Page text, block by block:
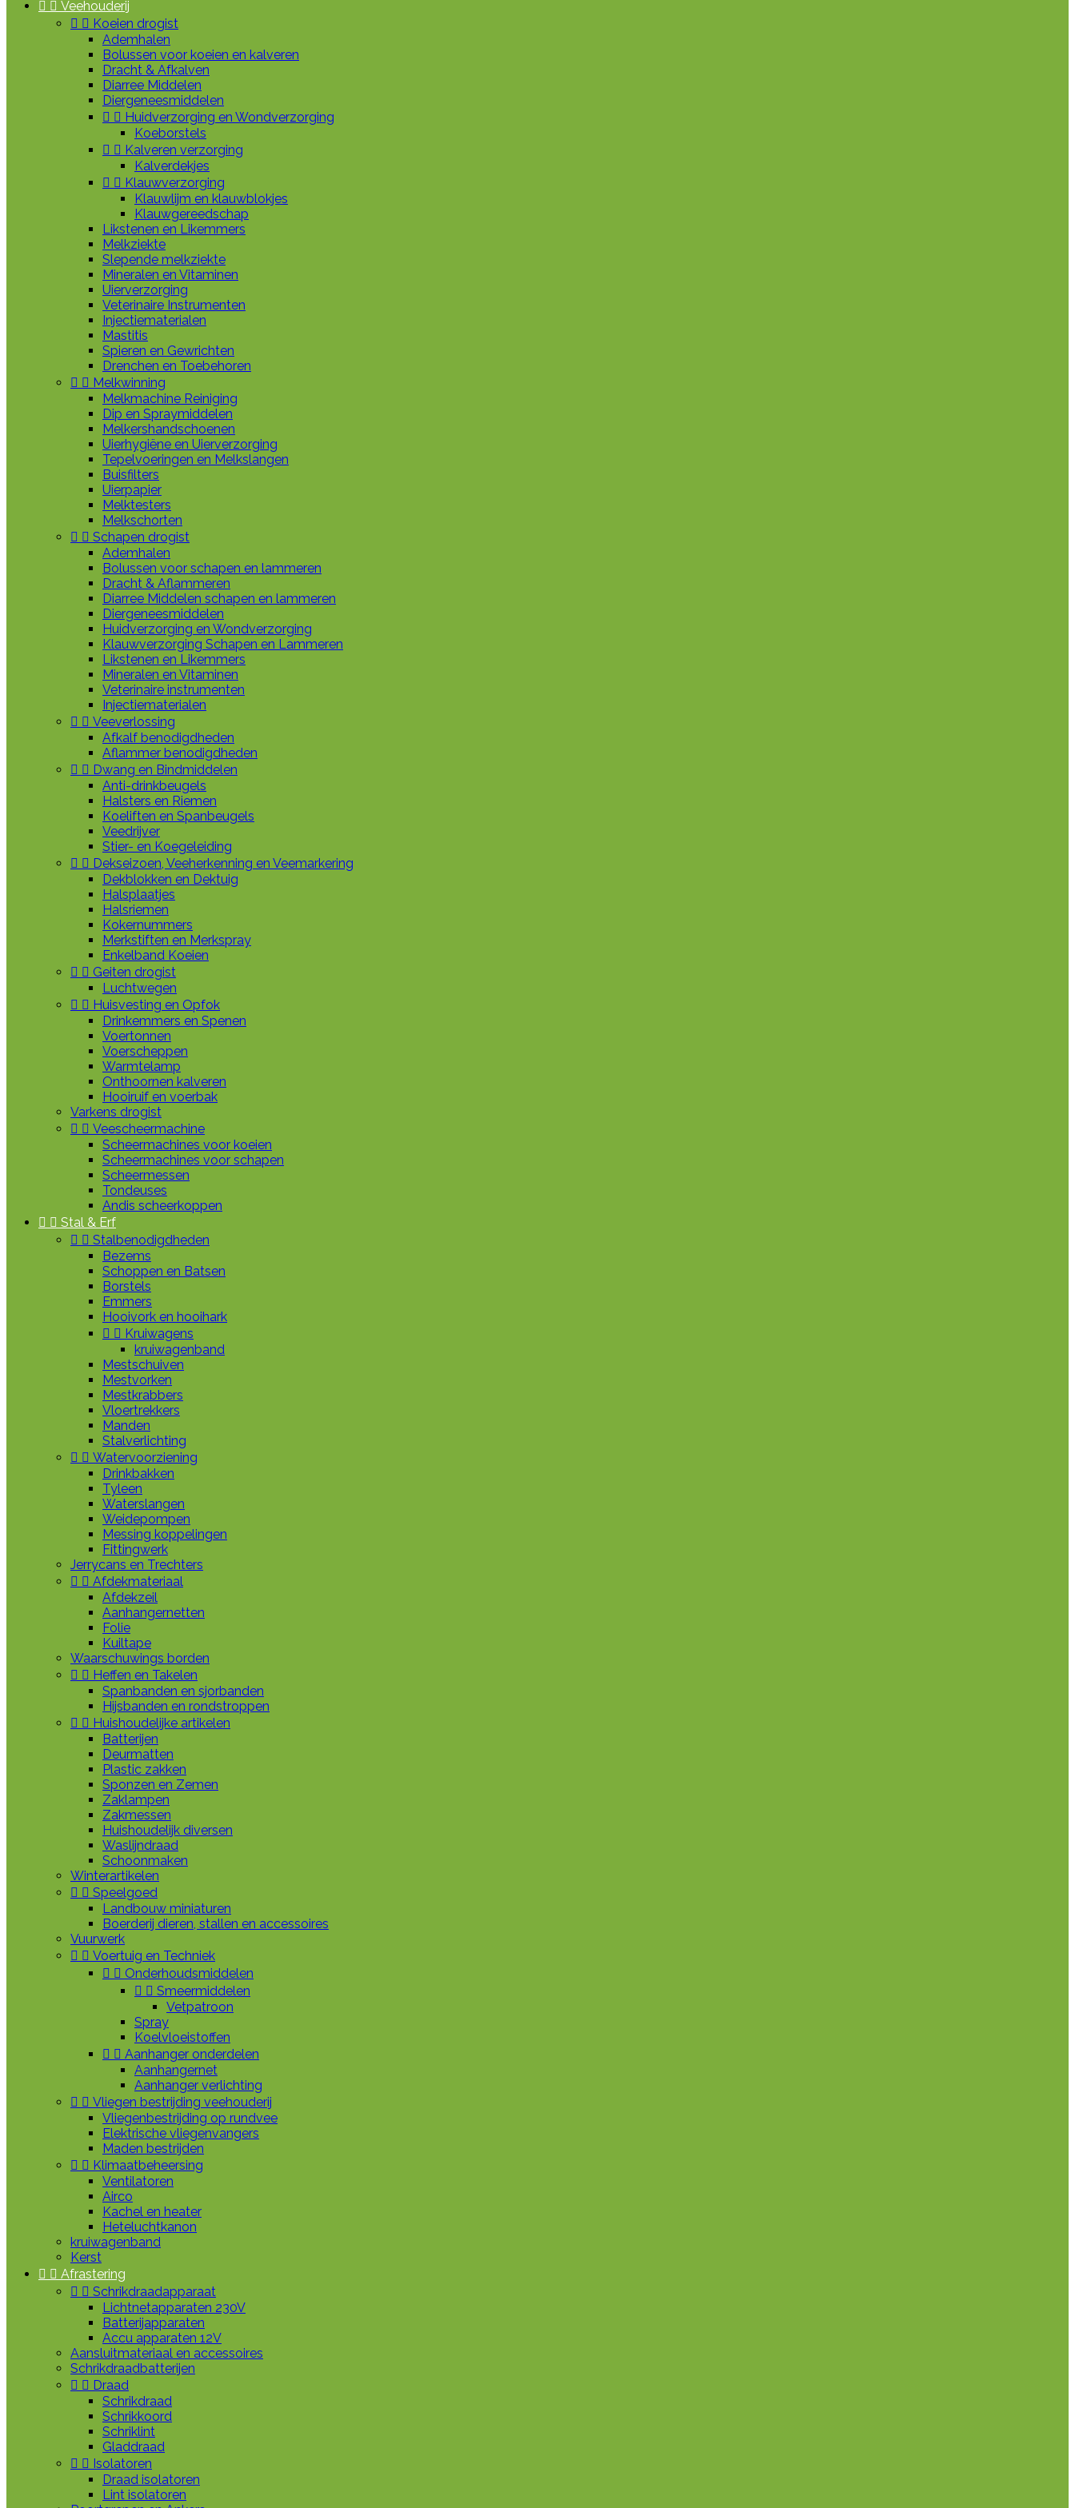
  Veehouderij
  Koeien drogist
Ademhalen
Bolussen voor koeien en kalveren
Dracht & Afkalven
Diarree Middelen
Diergeneesmiddelen
  Huidverzorging en Wondverzorging
Koeborstels
  Kalveren verzorging
Kalverdekjes
  Klauwverzorging
Klauwlijm en klauwblokjes
Klauwgereedschap
Likstenen en Likemmers
Melkziekte
Slepende melkziekte
Mineralen en Vitaminen
Uierverzorging
Veterinaire Instrumenten
Injectiematerialen
Mastitis
Spieren en Gewrichten
Drenchen en Toebehoren
  Melkwinning
Melkmachine Reiniging
Dip en Spraymiddelen
Melkershandschoenen
Uierhygiëne en Uierverzorging
Tepelvoeringen en Melkslangen
Buisfilters
Uierpapier
Melktesters
Melkschorten
  Schapen drogist
Ademhalen
Bolussen voor schapen en lammeren
Dracht & Aflammeren
Diarree Middelen schapen en lammeren
Diergeneesmiddelen
Huidverzorging en Wondverzorging
Klauwverzorging Schapen en Lammeren
Likstenen en Likemmers
Mineralen en Vitaminen
Veterinaire instrumenten
Injectiematerialen
  Veeverlossing
Afkalf benodigdheden
Aflammer benodigdheden
  Dwang en Bindmiddelen
Anti-drinkbeugels
Halsters en Riemen
Koeliften en Spanbeugels
Veedrijver
Stier- en Koegeleiding
  Dekseizoen, Veeherkenning en Veemarkering
Dekblokken en Dektuig
Halsplaatjes
Halsriemen
Kokernummers
Merkstiften en Merkspray
Enkelband Koeien
  Geiten drogist
Luchtwegen
  Huisvesting en Opfok
Drinkemmers en Spenen
Voertonnen
Voerscheppen
Warmtelamp
Onthoornen kalveren
Hooiruif en voerbak
Varkens drogist
  Veescheermachine
Scheermachines voor koeien
Scheermachines voor schapen
Scheermessen
Tondeuses
Andis scheerkoppen
  Stal & Erf
  Stalbenodigdheden
Bezems
Schoppen en Batsen
Borstels
Emmers
Hooivork en hooihark
  Kruiwagens
kruiwagenband
Mestschuiven
Mestvorken
Mestkrabbers
Vloertrekkers
Manden
Stalverlichting
  Watervoorziening
Drinkbakken
Tyleen
Waterslangen
Weidepompen
Messing koppelingen
Fittingwerk
Jerrycans en Trechters
  Afdekmateriaal
Afdekzeil
Aanhangernetten
Folie
Kuiltape
Waarschuwings borden
  Heffen en Takelen
Spanbanden en sjorbanden
Hijsbanden en rondstroppen
  Huishoudelijke artikelen
Batterijen
Deurmatten
Plastic zakken
Sponzen en Zemen
Zaklampen
Zakmessen
Huishoudelijk diversen
Waslijndraad
Schoonmaken
Winterartikelen
  Speelgoed
Landbouw miniaturen
Boerderij dieren, stallen en accessoires
Vuurwerk
  Voertuig en Techniek
  Onderhoudsmiddelen
  Smeermiddelen
Vetpatroon
Spray
Koelvloeistoffen
  Aanhanger onderdelen
Aanhangernet
Aanhanger verlichting
  Vliegen bestrijding veehouderij
Vliegenbestrijding op rundvee
Elektrische vliegenvangers
Maden bestrijden
  Klimaatbeheersing
Ventilatoren
Airco
Kachel en heater
Heteluchtkanon
kruiwagenband
Kerst
  Afrastering
  Schrikdraadapparaat
Lichtnetapparaten 230V
Batterijapparaten
Accu apparaten 12V
Aansluitmateriaal en accessoires
Schrikdraadbatterijen
  Draad
Schrikdraad
Schrikkoord
Schriklint
Gladdraad
  Isolatoren
Draad isolatoren
Lint isolatoren